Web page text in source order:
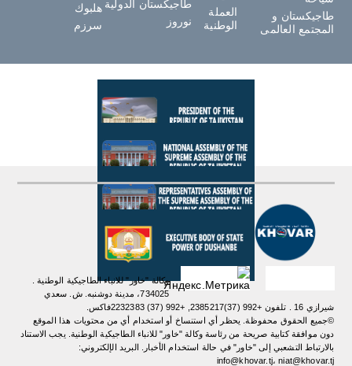
طاجيكستان و
المجتمع العالمى
العملة
الوطنية
طاجيكستان الدولية
نوروز
هلبوك
سرزم
وكالة "خاور" للانباء الطاجيكية الوطنية .
734025، مدينة دوشنبه. ش. سعدي
شيرازي 16 . تلفون +992 (37)2385217, +992 (37) 2232383فاكس.
©جميع الحقوق محفوظة. يحظر أي استنساخ أو استخدام أي من محتويات هذا الموقع
دون موافقة كتابية صريحة من رئاسة وكالة "خاور" للانباء الطاجيكية الوطنية. یجب الاستناد
بالارتباط التشعبي إلى "خاور" في حالة استخدام الأخبار. البريد الإلكتروني:
info@khovar.tj، niat@khovar.tj